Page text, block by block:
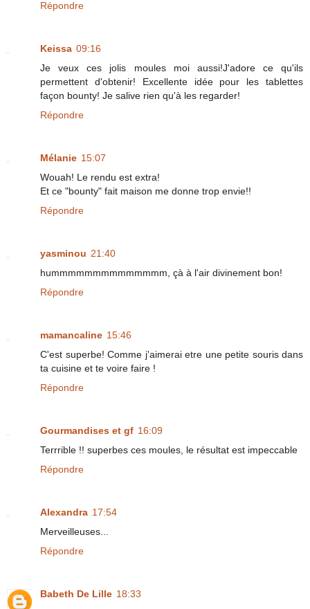
Répondre
Keissa 09:16
Je veux ces jolis moules moi aussi!J'adore ce qu'ils
permettent d'obtenir! Excellente idée pour les tablettes
façon bounty! Je salive rien qu'à les regarder!
Répondre
Mélanie 15:07
Wouah! Le rendu est extra!
Et ce "bounty" fait maison me donne trop envie!!
Répondre
yasminou 21:40
hummmmmmmmmmmmmm, çà à l'air divinement bon!
Répondre
mamancaline 15:46
C'est superbe! Comme j'aimerai etre une petite souris dans
ta cuisine et te voire faire !
Répondre
Gourmandises et gf 16:09
Terrrible !! superbes ces moules, le résultat est impeccable
Répondre
Alexandra 17:54
Merveilleuses...
Répondre
Babeth De Lille 18:33